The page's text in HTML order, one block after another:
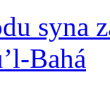
syna
Bahá